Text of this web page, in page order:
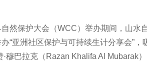
然保护大会（WCC）举办期间，山水
“亚洲社区保护与可持续生计分享会”
穆巴拉克（Razan Khalifa Al Mubarak